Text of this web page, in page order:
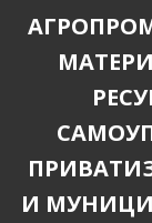
И